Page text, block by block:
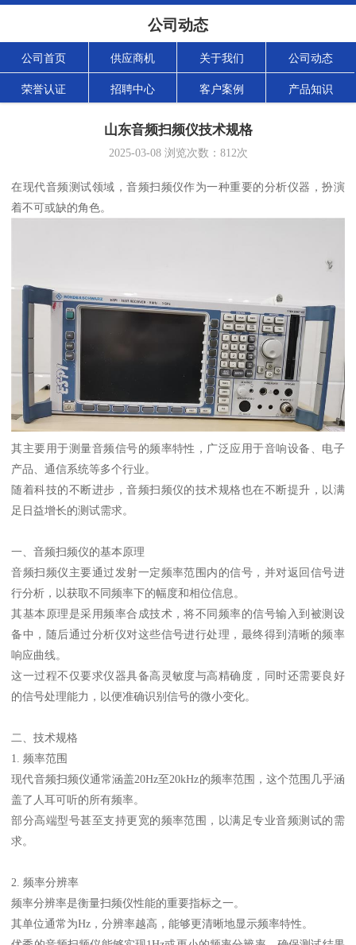
公司动态
公司首页 供应商机 关于我们 公司动态
荣誉认证 招聘中心 客户案例 产品知识
山东音频扫频仪技术规格
2025-03-08浏览次数： 812次
在现代音频测试领域，音频扫频仪作为一种重要的分析仪器，扮演
着不可或缺的角色。
其主要用于测量音频信号的频率特性，广泛应用于音响设备、电子
产品、通信系统等多个行业。
随着科技的不断进步，音频扫频仪的技术规格也在不断提升，以满
足日益增长的测试需求。
一、音频扫频仪的基本原理
音频扫频仪主要通过发射一定频率范围内的信号，并对返回信号进
行分析，以获取不同频率下的幅度和相位信息。
其基本原理是采用频率合成技术，将不同频率的信号输入到被测设
备中，随后通过分析仪对这些信号进行处理，最终得到清晰的频率
响应曲线。
这一过程不仅要求仪器具备高灵敏度与高精确度，同时还需要良好
的信号处理能力，以便准确识别信号的微小变化。
二、技术规格
1. 频率范围
现代音频扫频仪通常涵盖20Hz至20kHz的频率范围，这个范围几乎涵
盖了人耳可听的所有频率。
部分高端型号甚至支持更宽的频率范围，以满足专业音频测试的需
求。
2. 频率分辨率
频率分辨率是衡量扫频仪性能的重要指标之一。
其单位通常为Hz，分辨率越高，能够更清晰地显示频率特性。